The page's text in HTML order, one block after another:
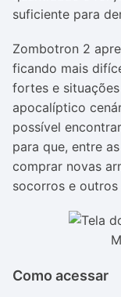
suficiente para
Zombotron 2
ficando mais
fortes e
apocalíptico
possível
para que, entre
comprar novas
socorros e
Como acessar